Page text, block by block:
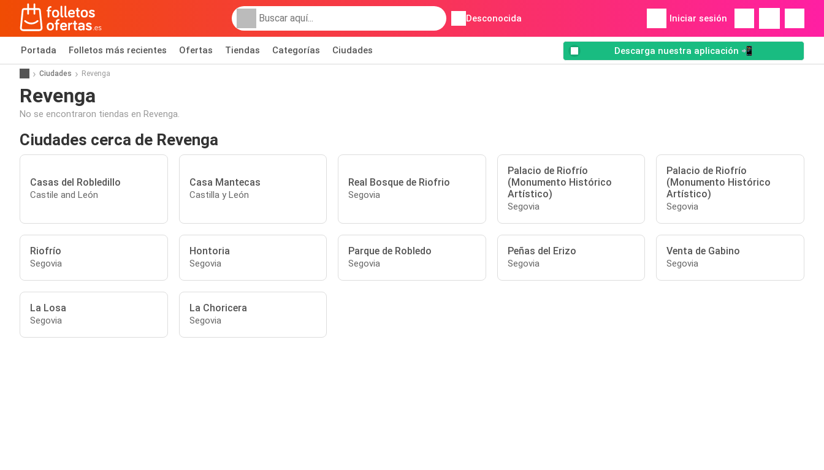
Desconocida Iniciar sesión
Portada Folletos más recientes Ofertas Tiendas Categorías Ciudades Descarga nuestra aplicación 📲
Ciudades Revenga
Revenga
No se encontraron tiendas en Revenga.
Ciudades cerca de Revenga
Casas del Robledillo
Castile and León
Casa Mantecas
Castilla y León
Real Bosque de Riofrio
Segovia
Palacio de Riofrío
(Monumento Histórico
Artístico)
Segovia
Palacio de Riofrío
(Monumento Histórico
Artístico)
Segovia
Riofrío
Segovia
Hontoria
Segovia
Parque de Robledo
Segovia
Peñas del Erizo
Segovia
Venta de Gabino
Segovia
La Losa
Segovia
La Choricera
Segovia